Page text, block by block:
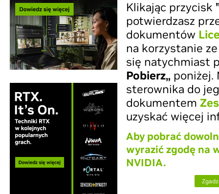
Klikając przycisk
potwierdzasz
dokumentów
na korzystanie
się natychmiast
Pobierz„ poniżej.
sterownika do
dokumentem
uzyskać więcej
Aby pobrać
wyrazić zgodę na
NVIDIA.